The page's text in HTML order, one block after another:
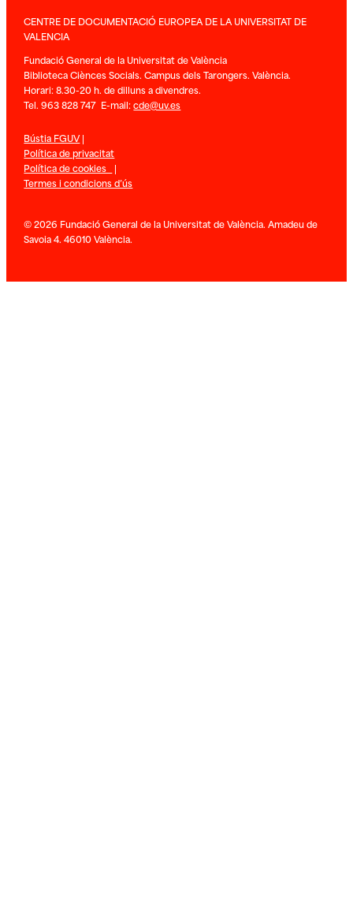
CENTRE DE DOCUMENTACIÓ EUROPEA DE LA UNIVERSITAT DE
VALENCIA
Fundació General de la Universitat de València
Biblioteca Ciènces Socials. Campus dels Tarongers. València.
Horari: 8.30-20 h. de dilluns a divendres.
Tel. 963 828 747 E-mail:cde@uv.es
Bústia FGUV|
Política de privacitat
Política de cookies |
Termes i condicions d’ús
© 2026 Fundació General de la Universitat de València. Amadeu de
Savoia 4. 46010 València.